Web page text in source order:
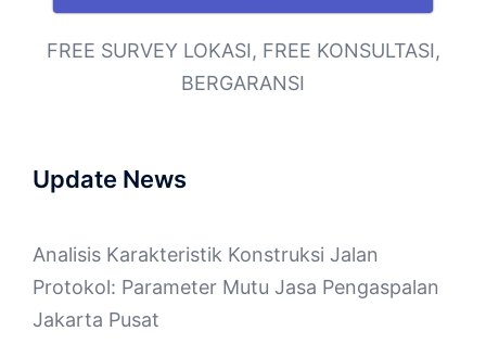
FREE SURVEY LOKASI, FREE KONSULTASI,
BERGARANSI
Update News
Analisis Karakteristik Konstruksi Jalan
Protokol: Parameter Mutu Jasa Pengaspalan
Jakarta Pusat